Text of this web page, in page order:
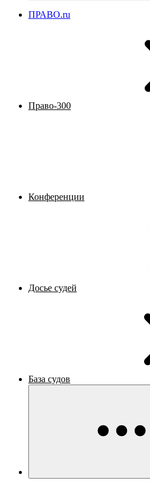
ПРАВО.ru
Право-300
Конференции
Досье судей
База судов